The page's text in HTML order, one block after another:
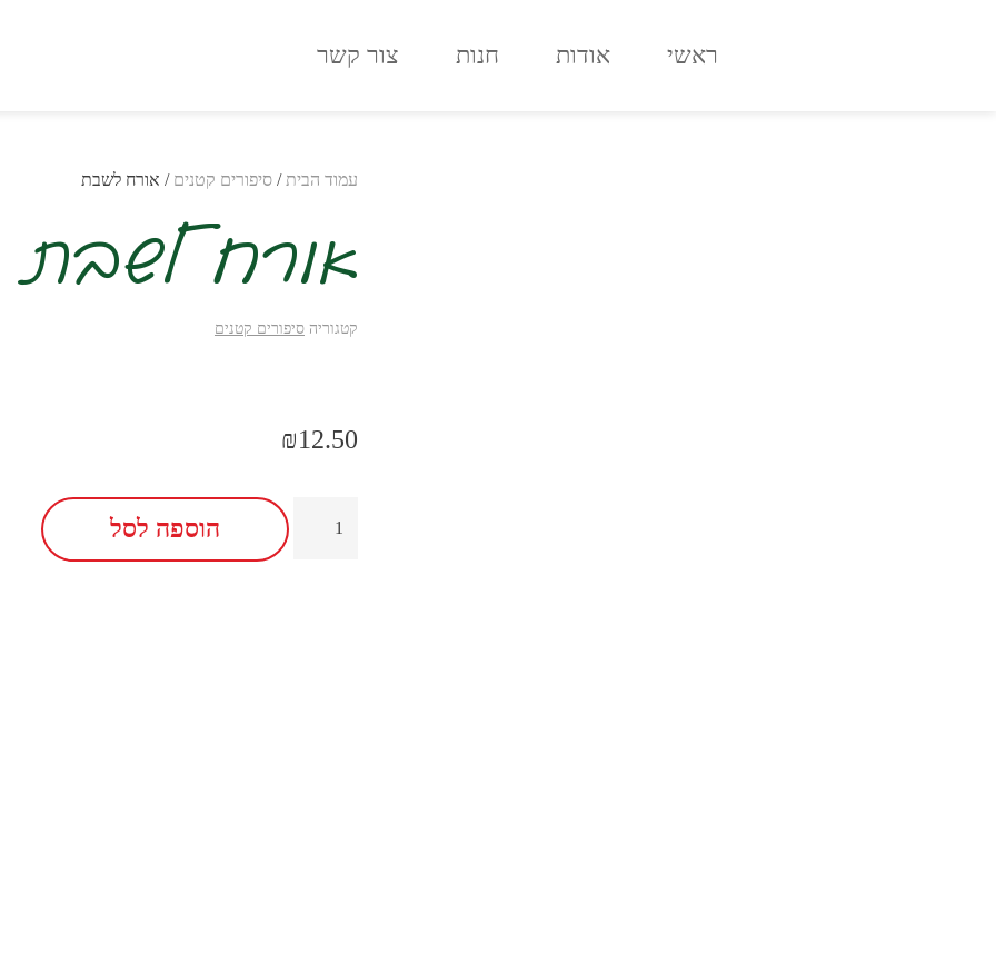
ראשי אודות חנות צור קשר
עמוד הבית /סיפורים קטנים / אורח לשבת
אורח לשבת
קטגוריה סיפורים קטנים
₪12.50
הוספה לסל